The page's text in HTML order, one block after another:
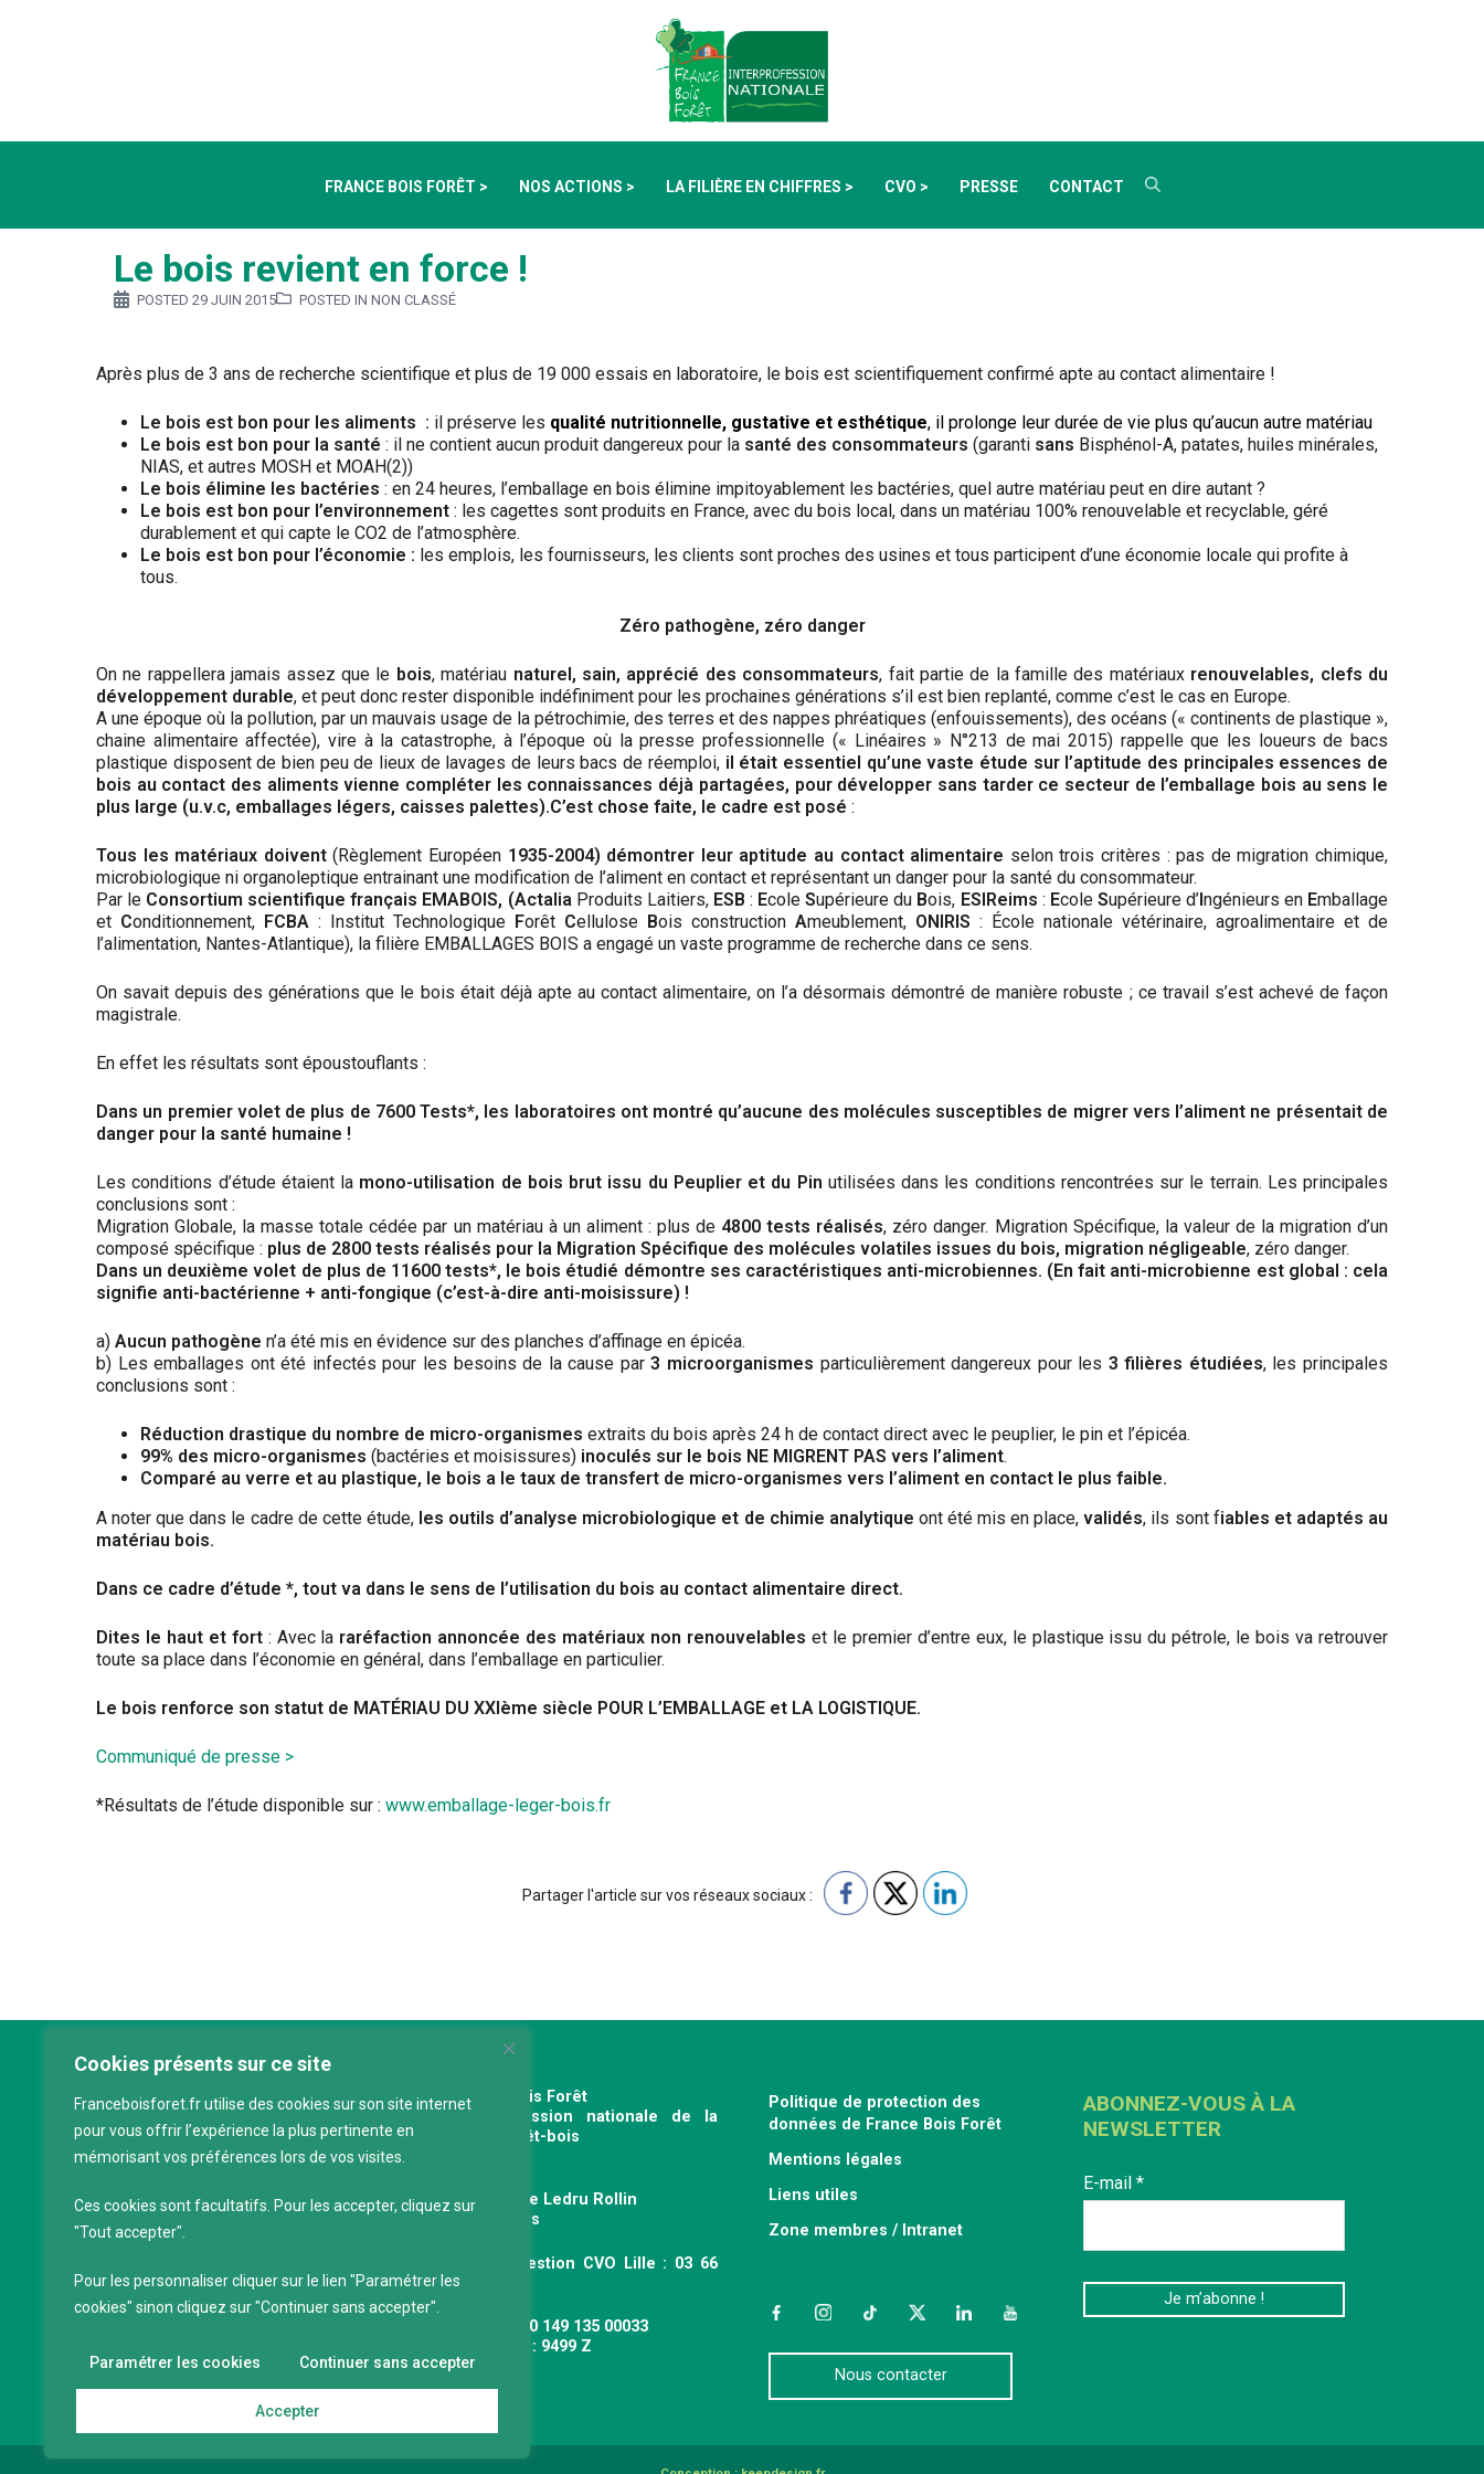
Cookies présents sur ce site
Franceboisforet.fr utilise des cookies sur son site internet
pour vous offrir l’expérience la plus pertinente en
mémorisant vos préférences lors de vos visites.
Ces cookies sont facultatifs. Pour les accepter, cliquez sur
"Tout accepter".
Pour les personnaliser cliquer sur le lien "Paramétrer les
cookies" sinon cliquez sur "Continuer sans accepter".
Paramétrer les cookies Continuer sans accepter
Accepter
FRANCE BOIS FORÊT > NOS ACTIONS > LA FILIÈRE EN CHIFFRES > CVO > PRESSE CONTACT
Le bois revient en force !
POSTED 29 JUIN 2015 POSTED IN NON CLASSÉ
Après plus de 3 ans de recherche scientifique et plus de 19 000 essais en laboratoire, le bois est scientifiquement confirmé apte au contact alimentaire !
Le bois est bon pour les aliments : il préserve les qualité nutritionnelle, gustative et esthétique, il prolonge leur durée de vie plus qu’aucun autre matériau
Le bois est bon pour la santé : il ne contient aucun produit dangereux pour la santé des consommateurs (garanti sans Bisphénol-A, patates, huiles minérales,
NIAS, et autres MOSH et MOAH(2))
Le bois élimine les bactéries : en 24 heures, l’emballage en bois élimine impitoyablement les bactéries, quel autre matériau peut en dire autant ?
Le bois est bon pour l’environnement : les cagettes sont produits en France, avec du bois local, dans un matériau 100% renouvelable et recyclable, géré
durablement et qui capte le CO2 de l’atmosphère.
Le bois est bon pour l’économie : les emplois, les fournisseurs, les clients sont proches des usines et tous participent d’une économie locale qui profite à
tous.
Zéro pathogène, zéro danger
On ne rappellera jamais assez que le bois, matériau naturel, sain, apprécié des consommateurs, fait partie de la famille des matériaux renouvelables, clefs du
développement durable, et peut donc rester disponible indéfiniment pour les prochaines générations s’il est bien replanté, comme c’est le cas en Europe.
A une époque où la pollution, par un mauvais usage de la pétrochimie, des terres et des nappes phréatiques (enfouissements), des océans (« continents de plastique »,
chaine alimentaire affectée), vire à la catastrophe, à l’époque où la presse professionnelle (« Linéaires » N°213 de mai 2015) rappelle que les loueurs de bacs
plastique disposent de bien peu de lieux de lavages de leurs bacs de réemploi, il était essentiel qu’une vaste étude sur l’aptitude des principales essences de
bois au contact des aliments vienne compléter les connaissances déjà partagées, pour développer sans tarder ce secteur de l’emballage bois au sens le
plus large (u.v.c, emballages légers, caisses palettes).C’est chose faite, le cadre est posé :
Tous les matériaux doivent(Règlement Européen 1935-2004) démontrer leur aptitude au contact alimentaire selon trois critères : pas de migration chimique,
microbiologique ni organoleptique entrainant une modification de l’aliment en contact et représentant un danger pour la santé du consommateur.
Par le Consortium scientifique français EMABOIS, (Actalia Produits Laitiers,ESB : EcoleSupérieure du Bois, ESIReims : Ecole Supérieure d’Ingénieurs en Emballage
et Conditionnement, FCBA : Institut Technologique Forêt Cellulose Bois construction Ameublement, ONIRIS : École nationale vétérinaire, agroalimentaire et de
l’alimentation, Nantes-Atlantique), la filière EMBALLAGES BOIS a engagé un vaste programme de recherche dans ce sens.
On savait depuis des générations que le bois était déjà apte au contact alimentaire, on l’a désormais démontré de manière robuste ; ce travail s’est achevé de façon
magistrale.
En effet les résultats sont époustouflants :
Dans un premier volet de plus de 7600 Tests*, les laboratoires ont montré qu’aucune des molécules susceptibles de migrer vers l’aliment ne présentait de
danger pour la santé humaine !
Les conditions d’étude étaient la mono-utilisation de bois brut issu du Peuplier et du Pin utilisées dans les conditions rencontrées sur le terrain. Les principales
conclusions sont :
Migration Globale, la masse totale cédée par un matériau à un aliment : plus de 4800 tests réalisés, zéro danger. Migration Spécifique, la valeur de la migration d’un
composé spécifique : plus de 2800 tests réalisés pour la Migration Spécifique des molécules volatiles issues du bois, migration négligeable, zéro danger.
Dans un deuxième volet de plus de 11600 tests*, le bois étudié démontre ses caractéristiques anti-microbiennes. (En fait anti-microbienne est global : cela
signifie anti-bactérienne + anti-fongique (c’est-à-dire anti-moisissure) !
a) Aucun pathogène n’a été mis en évidence sur des planches d’affinage en épicéa.
b) Les emballages ont été infectés pour les besoins de la cause par3 microorganismes particulièrement dangereux pour les 3 filières étudiées, les principales
conclusions sont :
Réduction drastique du nombre de micro-organismes extraits du bois après 24 h de contact direct avec le peuplier, le pin et l’épicéa.
99% des micro-organismes (bactéries et moisissures) inoculés sur le bois NE MIGRENT PAS vers l’aliment.
Comparé au verre et au plastique, le bois a le taux de transfert de micro-organismes vers l’aliment en contact le plus faible.
A noter que dans le cadre de cette étude, les outils d’analyse microbiologique et de chimie analytique ont été mis en place,validés, ils sont fiables et adaptés au
matériau bois.
Dans ce cadre d’étude *, tout va dans le sens de l’utilisation du bois au contact alimentaire direct.
Dites le haut et fort: Avec la raréfaction annoncée des matériaux non renouvelables et le premier d’entre eux, le plastique issu du pétrole, le bois va retrouver
toute sa place dans l’économie en général, dans l’emballage en particulier.
Le bois renforce son statut de MATÉRIAU DU XXIème siècle POUR L’EMBALLAGE et LA LOGISTIQUE.
Communiqué de presse >
*Résultats de l’étude disponible sur : www.emballage-leger-bois.fr
Partager l'article sur vos réseaux sociaux :
France Bois Forêt
Interprofession nationale de la
filière forêt-bois
120 avenue Ledru Rollin
75011 Paris
Service gestion CVO Lille : 03 66
88 39 63
SIRET : 490 149 135 00033
Code APE : 9499 Z
Politique de protection des
données de France Bois Forêt
Mentions légales
Liens utiles
Zone membres / Intranet
FacebookInstagramTikTokTwitterLinkedInYouTube
Nous contacter
ABONNEZ-VOUS À LA
NEWSLETTER
E-mail *